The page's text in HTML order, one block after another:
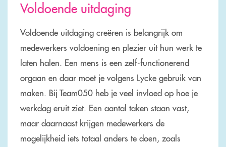
Voldoende uitdaging
Voldoende uitdaging creëren is belangrijk om
medewerkers voldoening en plezier uit hun werk te
laten halen. Een mens is een zelf-functionerend
orgaan en daar moet je volgens Lycke gebruik van
maken. Bij Team050 heb je veel invloed op hoe je
werkdag eruit ziet. Een aantal taken staan vast,
maar daarnaast krijgen medewerkers de
mogelijkheid iets totaal anders te doen, zoals